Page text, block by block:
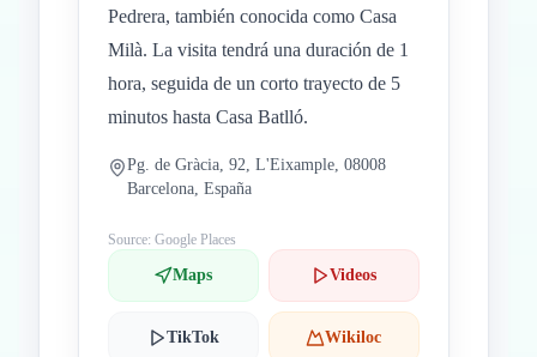
Pedrera, también conocida como Casa
Milà. La visita tendrá una duración de 1
hora, seguida de un corto trayecto de 5
minutos hasta Casa Batlló.
Pg. de Gràcia, 92, L'Eixample, 08008
Barcelona, España
Source: Google Places
Maps Videos
TikTok Wikiloc